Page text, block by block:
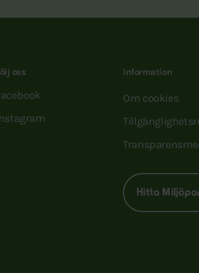
oss Information
Om cookies
Hitta